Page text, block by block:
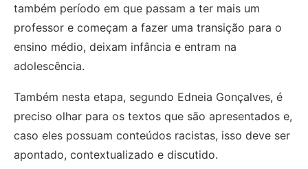
também período em que passam a ter mais um
professor e começam a fazer uma transição para o
ensino médio, deixam infância e entram na
adolescência.
Também nesta etapa, segundo Edneia Gonçalves, é
preciso olhar para os textos que são apresentados e,
caso eles possuam conteúdos racistas, isso deve ser
apontado, contextualizado e discutido.